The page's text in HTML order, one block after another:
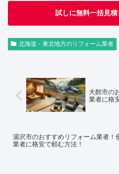
試しに無料一括見
北海道・東北地方のリフォーム業者
大館市の
業者に格
湯沢市のおすすめリフォーム業者！
業者に格安で頼む方法！